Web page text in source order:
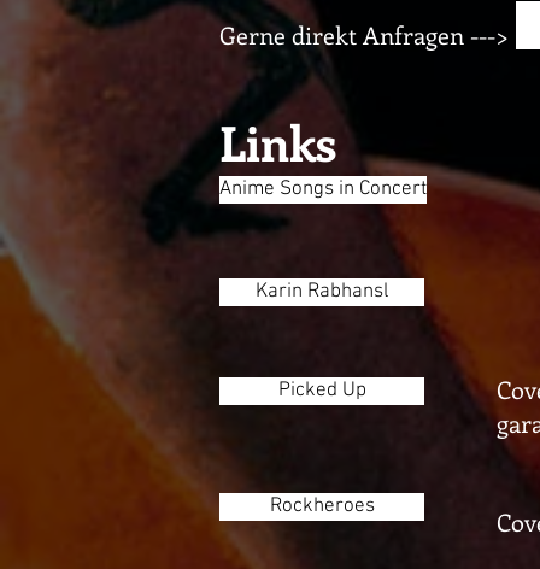
Gerne direkt Anfragen --->
Links
Anime Songs in Concert
Karin Rabhansl
Picked Up
Rockheroes